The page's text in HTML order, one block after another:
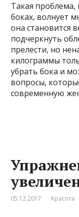
Такая
боках, волнует
она становится
подчеркнуть
прелести, но
килограммы
убрать бока и
вопросы,
современную
05.12.2017 Красота